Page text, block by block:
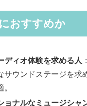
おすすめか
ディオ体験を求める人
サウンドステージを求
ョナルなミュージシャ